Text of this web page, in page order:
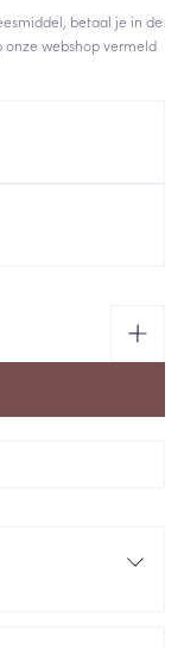
betaal je in de
webshop vermeld